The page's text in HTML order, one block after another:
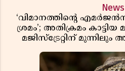
News
‘വിമാനത്തിൻ്റെ
ശ്രമം’; അതിക്രമം
മജിസ്ട്രേറ്റിന് മുന്നിലും